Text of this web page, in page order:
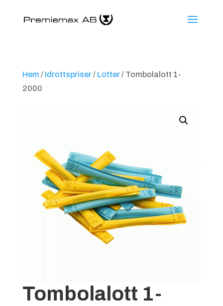
Hem / Idrottspriser/ Lotter/ Tombolalott 1-
2000
Tombolalott 1-